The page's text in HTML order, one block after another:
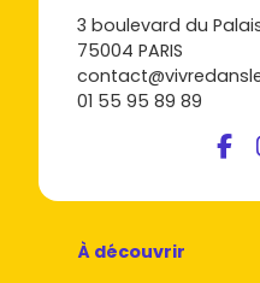
3 boulevard du
75004 PARIS
01 55 95 89 89
À découvrir